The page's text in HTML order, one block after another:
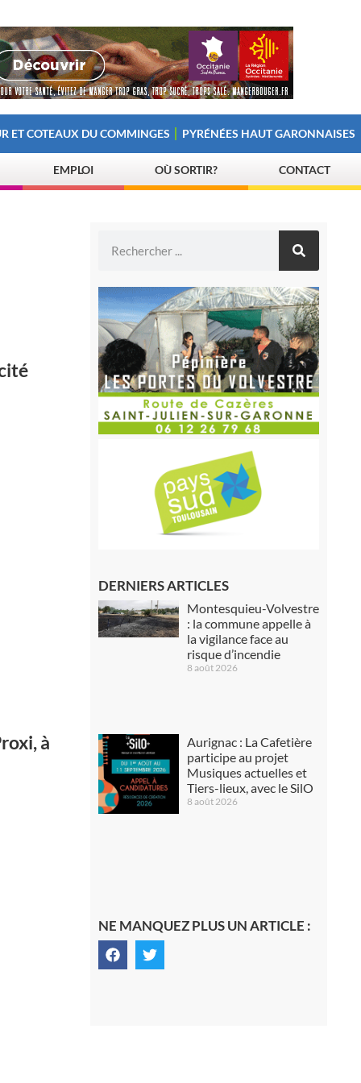
ET COTEAUX DU COMMINGES PYRÉNÉES HAUT GARONNAISES
EMPLOI OÙ SORTIR? CONTACT
à
DERNIERS ARTICLES
Montesquieu-Volvestre
: la commune appelle à
la vigilance face au
risque d’incendie
8 août 2026
Aurignac : La Cafetière
participe au projet
Musiques actuelles et
Tiers-lieux, avec le SilO
8 août 2026
NE MANQUEZ PLUS UN ARTICLE :